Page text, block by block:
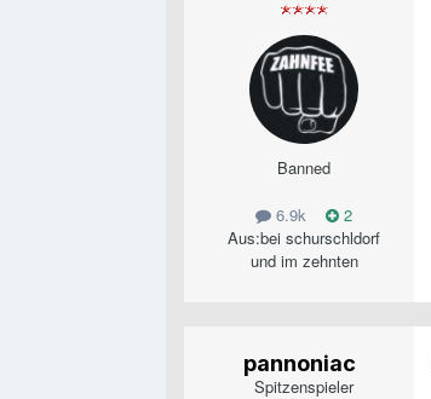
Banned
6.9k
2
Aus:bei schurschldorf
und im zehnten
pannoniac
Spitzenspieler